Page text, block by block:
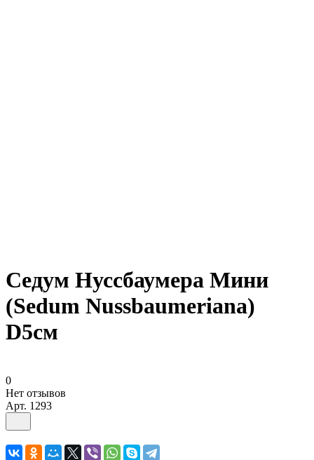
Седум Нуссбаумера Мини
(Sedum Nussbaumeriana)
D5см
0
Нет отзывов
Арт. 1293